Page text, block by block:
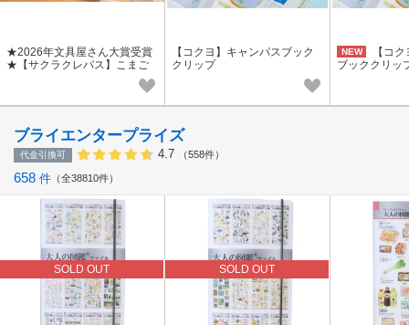
★2026年文具屋さん大賞受賞
★【サクラクレパス】こまご
【コクヨ】キャンパスブック
クリップ
NEW
【コ
ブッククリッ
ブライエンタープライズ
代金引換可 4.7 （558件）
658 件 全38810件
SOLD OUT SOLD OUT